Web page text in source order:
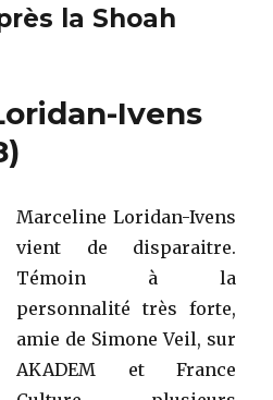
la Shoah
Ivens
Marceline Loridan-Ivens
vient de disparaitre.
Témoin à la
personnalité très forte,
amie de Simone Veil, sur
AKADEM et France